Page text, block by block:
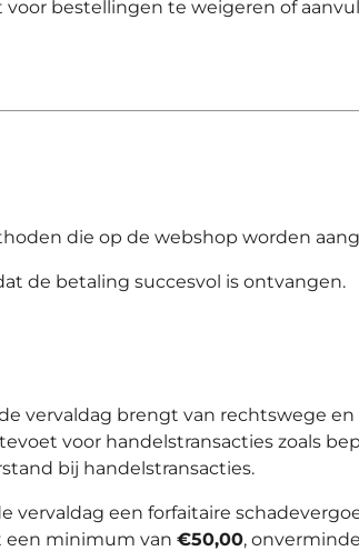
bestellingen te weigeren of
die op de webshop worden
de betaling succesvol is ontvangen.
vervaldag brengt van rechtswege
voor handelstransacties zoals
bij handelstransacties.
vervaldag een forfaitaire
een minimum van €50,00,